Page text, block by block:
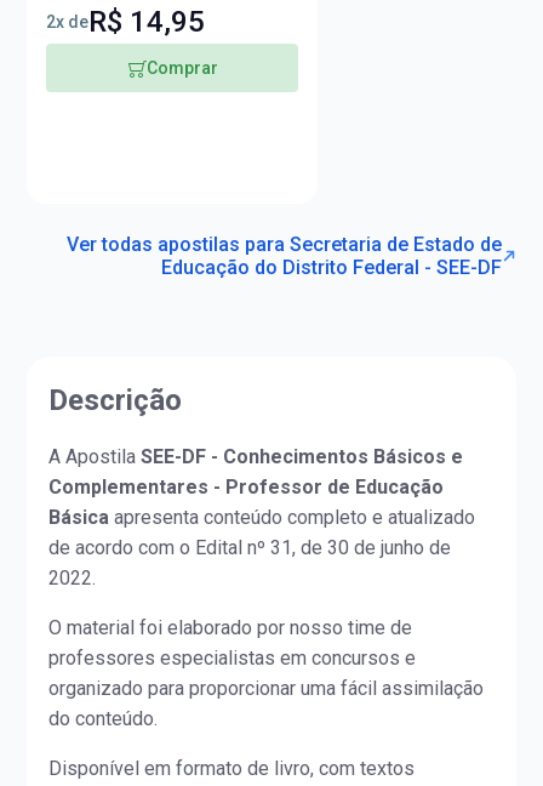
Básica - Administração
2x deR$ 14,95
Comprar
Ver todas apostilas para Secretaria de Estado de
Educação do Distrito Federal - SEE-DF
Descrição
A ApostilaSEE-DF - Conhecimentos Básicos e
Complementares - Professor de Educação
Básica apresenta conteúdo completo e atualizado
de acordo com o Edital nº 31, de 30 de junho de
2022.
O material foi elaborado por nosso time de
professores especialistas em concursos e
organizado para proporcionar uma fácil assimilação
do conteúdo.
Disponível em formato de livro, com textos